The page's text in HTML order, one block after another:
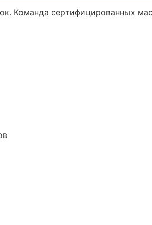
Команда сертифицированных